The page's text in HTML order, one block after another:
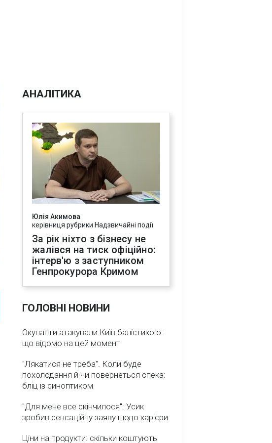
АНАЛІТИКА
Юлія Акимова
керівниця рубрики Надзвичайні події
За рік ніхто з бізнесу не
жалівся на тиск офіційно:
інтерв'ю з заступником
Генпрокурора Кримом
ГОЛОВНІ НОВИНИ
Окупанти атакували Київ балістикою:
що відомо на цей момент
"Лякатися не треба". Коли буде
похолодання й чи повернеться спека:
бліц із синоптиком
"Для мене все скінчилося": Усик
зробив сенсаційну заяву щодо кар'єри
Ціни на продукти: скільки коштують